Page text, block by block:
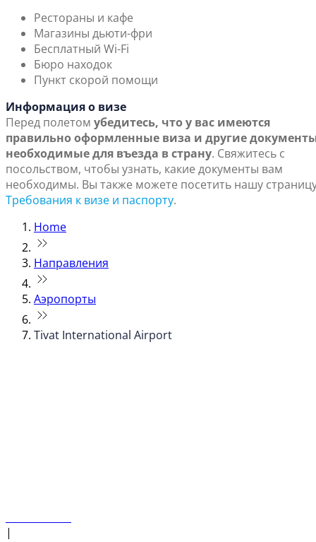
Рестораны и кафе
Магазины дьюти-фри
Бесплатный Wi-Fi
Бюро находок
Пункт скорой помощи
Информация о визе
Перед полетом убедитесь, что у вас имеются
правильно оформленные виза и другие
необходимые для въезда в страну. Свяжитесь с
посольством, чтобы узнать, какие документы вам
необходимы. Вы также можете посетить нашу
Требования к визе и паспорту.
Home
Направления
Аэропорты
Tivat International Airport
|